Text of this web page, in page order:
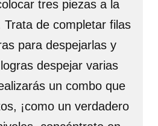
tres piezas a la
Trata de completar filas
para despejarlas y
despejar varias
un combo que
¡como un verdadero